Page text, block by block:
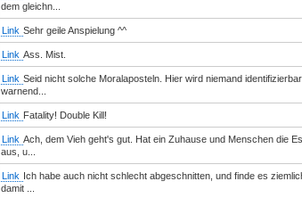
dem gleichn...
Link Sehr geile Anspielung ^^
Link Ass. Mist.
Link Seid nicht solche Moralaposteln. Hier wird niemand
warnend...
Link Fatality! Double Kill!
Link Ach, dem Vieh geht's gut. Hat ein Zuhause und Menschen die
aus, u...
Link Ich habe auch nicht schlecht abgeschnitten, und finde es
damit ...